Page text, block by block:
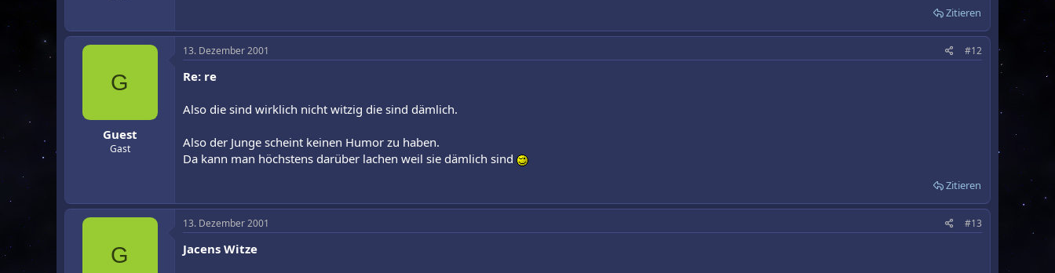
Zitieren
G
Guest
Gast
13. Dezember 2001 #12
Re: re
Also die sind wirklich nicht witzig die sind dämlich.
Also der Junge scheint keinen Humor zu haben.
Da kann man höchstens darüber lachen weil sie dämlich sind
Zitieren
G
13. Dezember 2001 #13
Jacens Witze